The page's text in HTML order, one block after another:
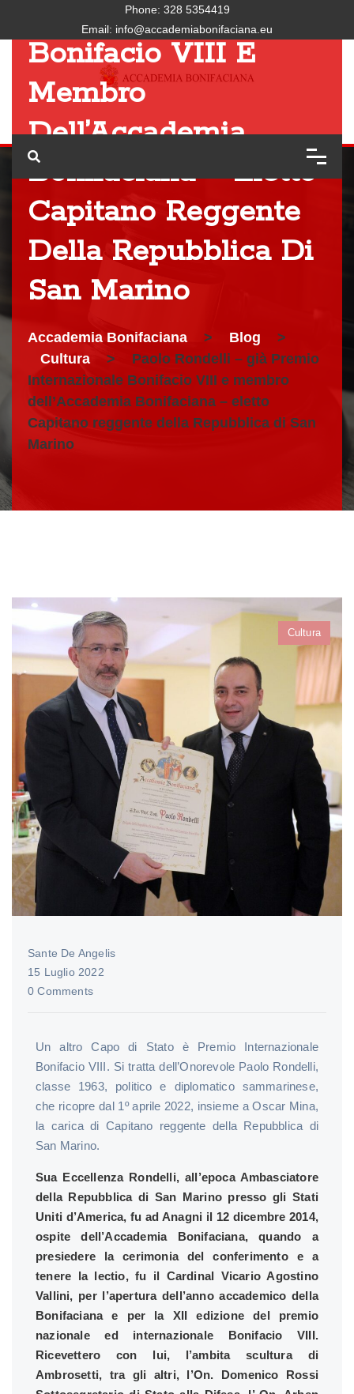
Phone: 328 5354419
Email: info@accademiabonifaciana.eu
Internazionale
Bonifacio VIII E
Membro
Dell’Accademia
Bonifaciana – Eletto
Capitano Reggente
Della Repubblica Di
San Marino
Accademia Bonifaciana > Blog
>
Cultura
>
Paolo Rondelli – già Premio
Internazionale Bonifacio VIII e membro
dell’Accademia Bonifaciana – eletto
Capitano reggente della Repubblica di San
Marino
Cultura
Sante De Angelis
15 Luglio 2022
0 Comments
Un altro Capo di Stato è Premio Internazionale
Bonifacio VIII. Si tratta dell’Onorevole Paolo Rondelli,
classe 1963, politico e diplomatico sammarinese,
che ricopre dal 1º aprile 2022, insieme a Oscar Mina,
la carica di Capitano reggente della Repubblica di
San Marino.
Sua Eccellenza Rondelli, all’epoca Ambasciatore
della Repubblica di San Marino presso gli Stati
Uniti d’America, fu ad Anagni il 12 dicembre 2014,
ospite dell’Accademia Bonifaciana, quando a
presiedere la cerimonia del conferimento e a
tenere la lectio, fu il Cardinal Vicario Agostino
Vallini, per l’apertura dell’anno accademico della
Bonifaciana e per la XII edizione del premio
nazionale ed internazionale Bonifacio VIII.
Ricevettero con lui, l’ambita scultura di
Ambrosetti, tra gli altri, l’On. Domenico Rossi